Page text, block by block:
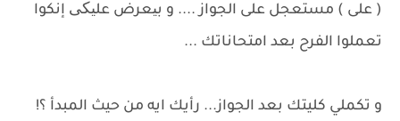
( على ) مستعجل على الجواز .... و بیعرض علیکی إنكوا
تعملوا الفرح بعد امتحاناتك ...
و تكملي كليتك بعد الجواز... رأيك ايه من حيث المبدأ ؟!